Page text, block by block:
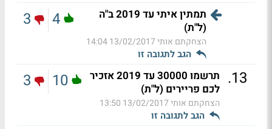
תמתין איתי עד 2019 ב"ה
(ל"ת)
הצחקתם אותי13/02/2017 14:04
הגב לתגובה זו
4
3
13
.
תרשמו 30000 עד 2019 אזכיר
לכם פריירים (ל"ת)
הצחקתם אותי13/02/2017 13:50
הגב לתגובה זו
10
3